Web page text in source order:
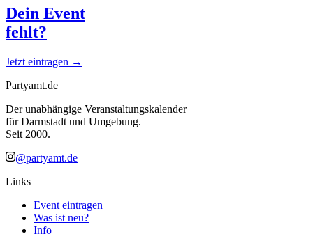
Dein Event
fehlt?
Jetzt eintragen →
Partyamt.de
Der unabhängige Veranstaltungskalender
für Darmstadt und Umgebung.
Seit 2000.
@partyamt.de
Links
Event eintragen
Was ist neu?
Info